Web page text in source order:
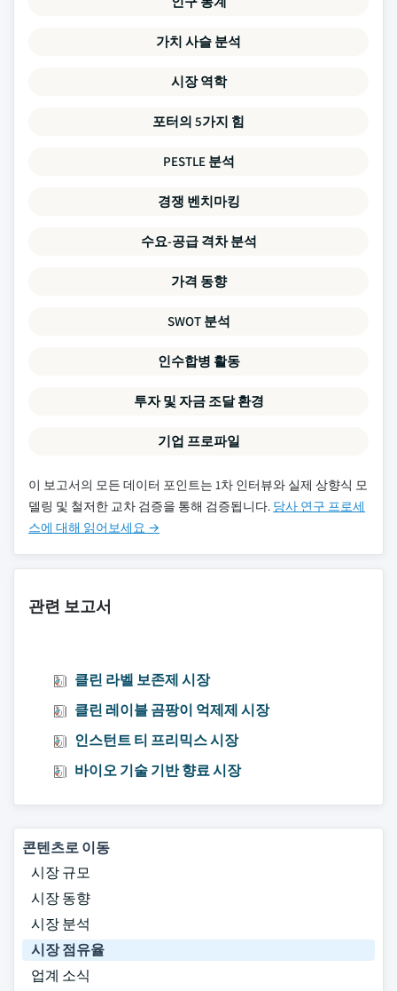
가치 사슬 분석
시장 역학
포터의 5가지 힘
PESTLE 분석
경쟁 벤치마킹
수요-공급 격차 분석
가격 동향
SWOT 분석
인수합병 활동
투자 및 자금 조달 환경
기업 프로파일
이 보고서의 모든 데이터 포인트는 1차 인터뷰와 실제 상향식 모
델링 및 철저한 교차 검증을 통해 검증됩니다. 당사 연구 프로세
스에 대해 읽어보세요 →
관련 보고서
클린 라벨 보존제 시장
클린 레이블 곰팡이 억제제 시장
인스턴트 티 프리믹스 시장
바이오 기술 기반 향료 시장
콘텐츠로 이동
시장 규모
시장 동향
시장 분석
시장 점유율
업계 소식